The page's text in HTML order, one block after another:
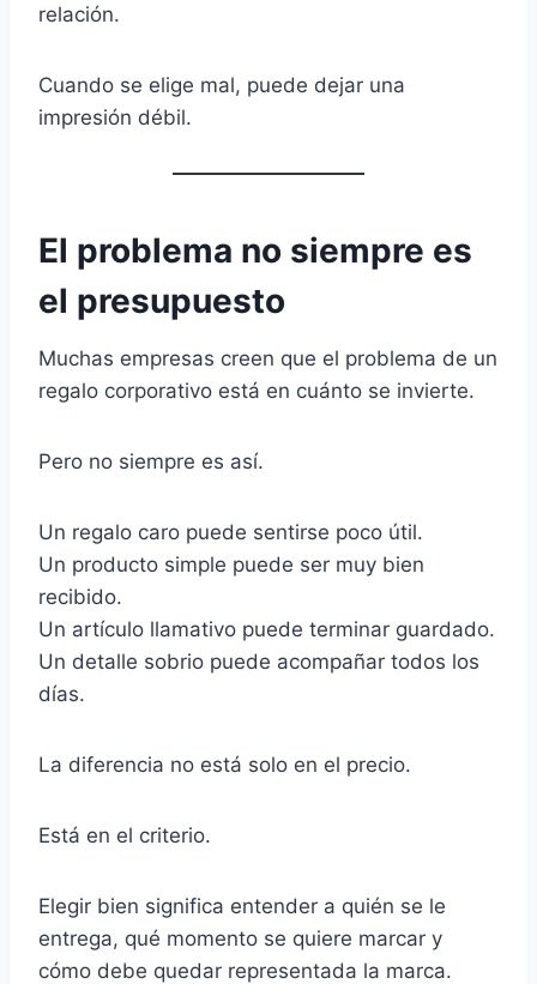
relación.
Cuando se elige mal, puede dejar una
impresión débil.
El problema no siempre es
el presupuesto
Muchas empresas creen que el problema de un
regalo corporativo está en cuánto se invierte.
Pero no siempre es así.
Un regalo caro puede sentirse poco útil.
Un producto simple puede ser muy bien
recibido.
Un artículo llamativo puede terminar guardado.
Un detalle sobrio puede acompañar todos los
días.
La diferencia no está solo en el precio.
Está en el criterio.
Elegir bien significa entender a quién se le
entrega, qué momento se quiere marcar y
cómo debe quedar representada la marca.